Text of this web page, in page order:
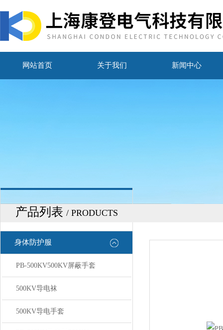
网站首页 关于我们 新闻中心
产品列表 / PRODUCTS
身体防护服
PB-500KV500KV屏蔽手套
500KV导电袜
500KV导电手套